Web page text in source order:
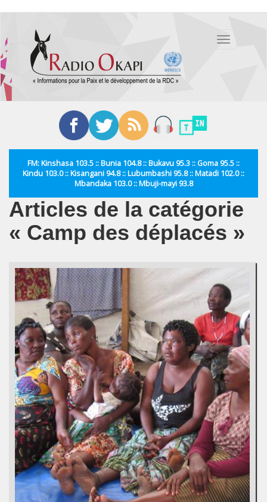
contenu
principal
Toggle
FM: Kinshasa 103.5 :: Bunia 104.8 :: Bukavu 95.3 :: Goma 95.5 ::
Kindu 103.0 :: Kisangani 94.8 :: Lubumbashi 95.8 :: Matadi 102.0 ::
Mbandaka 103.0 :: Mbuji-mayi 93.8
Articles de la catégorie
« Camp des déplacés »